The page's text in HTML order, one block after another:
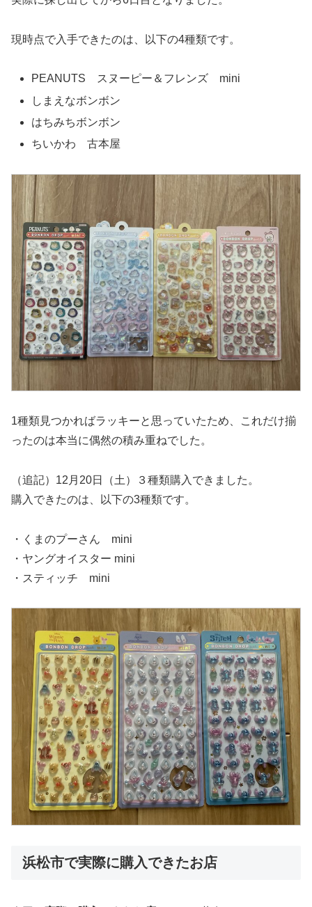
現時点で入手できたのは、以下の4種類です。
PEANUTS スヌーピー＆フレンズ mini
しまえなボンボン
はちみちボンボン
ちいかわ 古本屋
1種類見つかればラッキーと思っていたため、これだけ揃
ったのは本当に偶然の積み重ねでした。
（追記）12月20日（土）３種類購入できました。
購入できたのは、以下の3種類です。
・くまのプーさん mini
・ヤングオイスター mini
・スティッチ mini
浜松市で実際に購入できたお店